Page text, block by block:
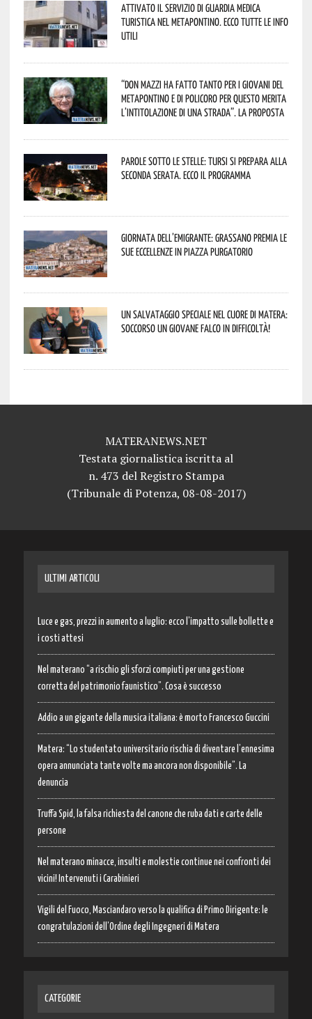
Attivato il servizio di Guardia Medica
Turistica nel Metapontino. Ecco tutte le info
utili
“Don Mazzi ha fatto tanto per i giovani del
Metapontino e di Policoro per questo merita
l’intitolazione di una strada”. La proposta
Parole sotto le stelle: Tursi si prepara alla
seconda serata. Ecco il programma
Giornata dell’Emigrante: Grassano premia le
sue eccellenze in Piazza Purgatorio
Un salvataggio speciale nel cuore di Matera:
soccorso un giovane falco in difficoltà!
MATERANEWS.NET
Testata giornalistica iscritta al
n. 473 del Registro Stampa
(Tribunale di Potenza, 08-08-2017)
ULTIMI ARTICOLI
Luce e gas, prezzi in aumento a luglio: ecco l’impatto sulle bollette e
i costi attesi
Nel materano “a rischio gli sforzi compiuti per una gestione
corretta del patrimonio faunistico”. Cosa è successo
Addio a un gigante della musica italiana: è morto Francesco Guccini
Matera: “Lo studentato universitario rischia di diventare l’ennesima
opera annunciata tante volte ma ancora non disponibile”. La
denuncia
Truffa Spid, la falsa richiesta del canone che ruba dati e carte delle
persone
Nel materano minacce, insulti e molestie continue nei confronti dei
vicini! Intervenuti i Carabinieri
Vigili del Fuoco, Masciandaro verso la qualifica di Primo Dirigente: le
congratulazioni dell’Ordine degli Ingegneri di Matera
CATEGORIE